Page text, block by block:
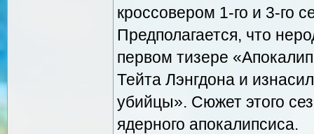
кроссовером 1-го и 3-го
Предполагается, что
первом тизере
Тейта Лэнгдона и
убийцы». Сюжет этого
ядерного апокалипсиса.